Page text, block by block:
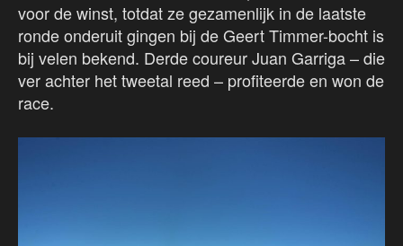
voor de winst, totdat ze gezamenlijk in de laatste
ronde onderuit gingen bij de Geert Timmer-bocht is
bij velen bekend. Derde coureur Juan Garriga – die
ver achter het tweetal reed – profiteerde en won de
race.